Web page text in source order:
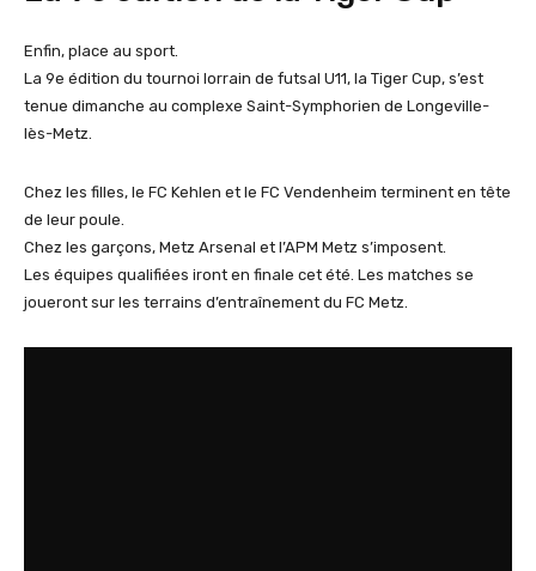
Enfin, place au sport.
La 9e édition du tournoi lorrain de futsal U11, la Tiger Cup, s’est
tenue dimanche au complexe Saint-Symphorien de Longeville-
lès-Metz.
Chez les filles, le FC Kehlen et le FC Vendenheim terminent en tête
de leur poule.
Chez les garçons, Metz Arsenal et l’APM Metz s’imposent.
Les équipes qualifiées iront en finale cet été. Les matches se
joueront sur les terrains d’entraînement du FC Metz.